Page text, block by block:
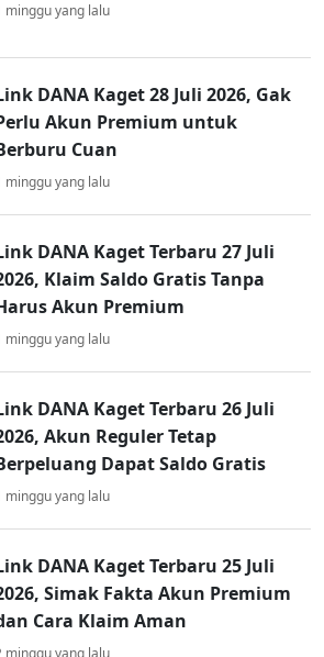
minggu yang lalu
DANA Kaget 28 Juli 2026, Gak
Akun Premium untuk
Cuan
minggu yang lalu
DANA Kaget Terbaru 27 Juli
Klaim Saldo Gratis Tanpa
Akun Premium
minggu yang lalu
DANA Kaget Terbaru 26 Juli
Akun Reguler Tetap
Dapat Saldo Gratis
minggu yang lalu
DANA Kaget Terbaru 25 Juli
Simak Fakta Akun Premium
Cara Klaim Aman